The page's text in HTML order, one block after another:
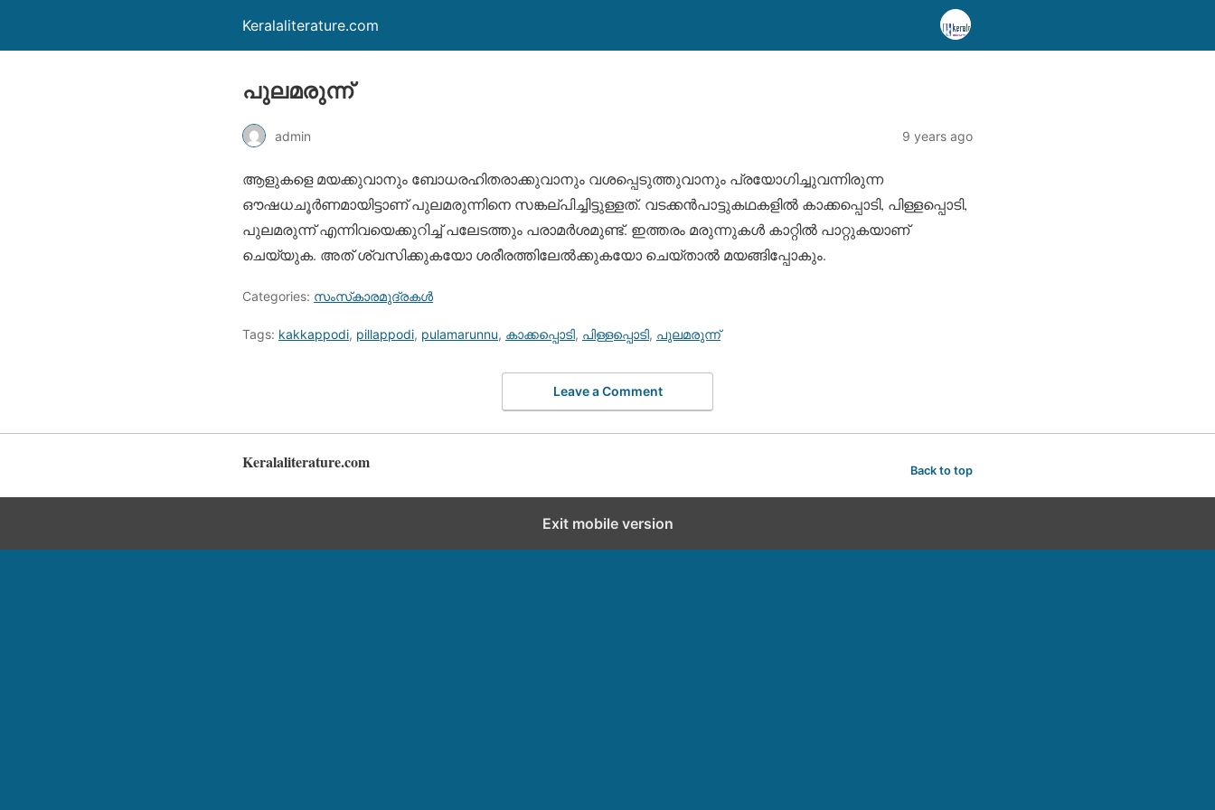
Keralaliterature.com
പുലമരുന്ന്
admin 9 years ago
ആളുകളെ മയക്കുവാനും ബോധരഹിതരാക്കുവാനും വശപ്പെടുത്തുവാനും പ്രയോഗിച്ചുവന്നിരുന്ന
ഔഷധചൂര്‍ണമായിട്ടാണ് പുലമരുന്നിനെ സങ്കല്പിച്ചിട്ടുള്ളത്. വടക്കന്‍പാട്ടുകഥകളില്‍ കാക്കപ്പൊടി, പിള്ളപ്പൊടി,
പുലമരുന്ന് എന്നിവയെക്കുറിച്ച് പലേടത്തും പരാമര്‍ശമുണ്ട്. ഇത്തരം മരുന്നുകള്‍ കാറ്റില്‍ പാറ്റുകയാണ്
ചെയ്യുക. അത് ശ്വസിക്കുകയോ ശരീരത്തിലേല്‍ക്കുകയോ ചെയ്താല്‍ മയങ്ങിപ്പോകും.
Categories: സംസ്‌കാരമുദ്രകള്‍
Tags: kakkappodi, pillappodi, pulamarunnu, കാക്കപ്പൊടി, പിള്ളപ്പൊടി, പുലമരുന്ന്
Leave a Comment
Keralaliterature.com Back to top
Exit mobile version